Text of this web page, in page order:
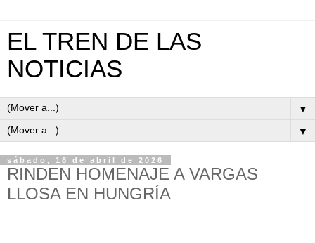
EL TREN DE LAS
NOTICIAS
▼
▼
sábado, 18 de abril de 2026
RINDEN HOMENAJE A VARGAS
LLOSA EN HUNGRÍA